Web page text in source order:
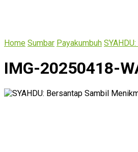
Home Sumbar Payakumbuh
IMG-20250418-